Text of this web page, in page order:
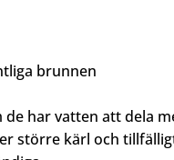
brunnen
har vatten att dela
större kärl och